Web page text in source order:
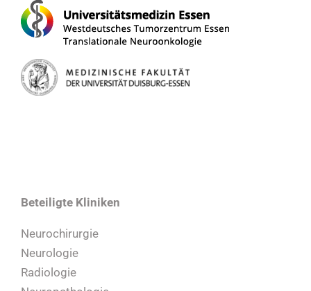
Beteiligte Kliniken
Neurochirurgie
Neurologie
Radiologie